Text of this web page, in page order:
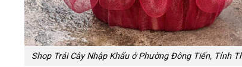
Shop Trái Cây Nhập Khẩu ở Phường Đông Tiến, Tỉnh